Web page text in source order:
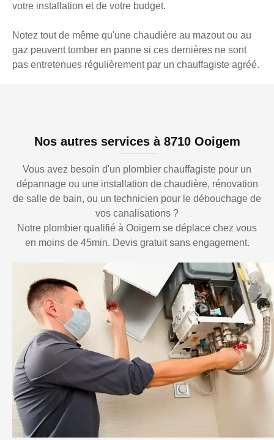
votre installation et de votre budget.
Notez tout de même qu'une chaudière au mazout ou au
gaz peuvent tomber en panne si ces dernières ne sont
pas entretenues régulièrement par un chauffagiste agréé.
Nos autres services à 8710 Ooigem
Vous avez besoin d'un plombier chauffagiste pour un
dépannage ou une installation de chaudière, rénovation
de salle de bain, ou un technicien pour le débouchage de
vos canalisations ?
Notre plombier qualifié à Ooigem se déplace chez vous
en moins de 45min. Devis gratuit sans engagement.